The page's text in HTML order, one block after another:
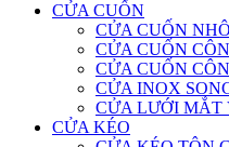
CỬA CUỐN
CỬA CUỐN
CỬA CUỐN
CỬA CUỐN
CỬA INOX
CỬA LƯỚI MẮT
CỬA KÉO